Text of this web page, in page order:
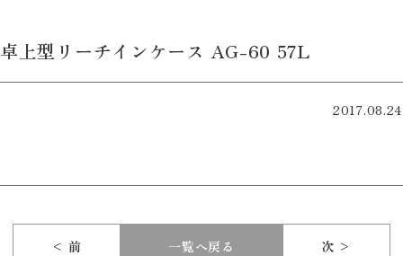
卓上型リーチインケース AG-60 57L
2017.08.24
< 前 一覧へ戻る 次 >